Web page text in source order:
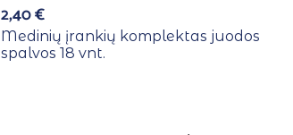
2,40€
Medinių įrankių komplektas juodos
spalvos 18 vnt.